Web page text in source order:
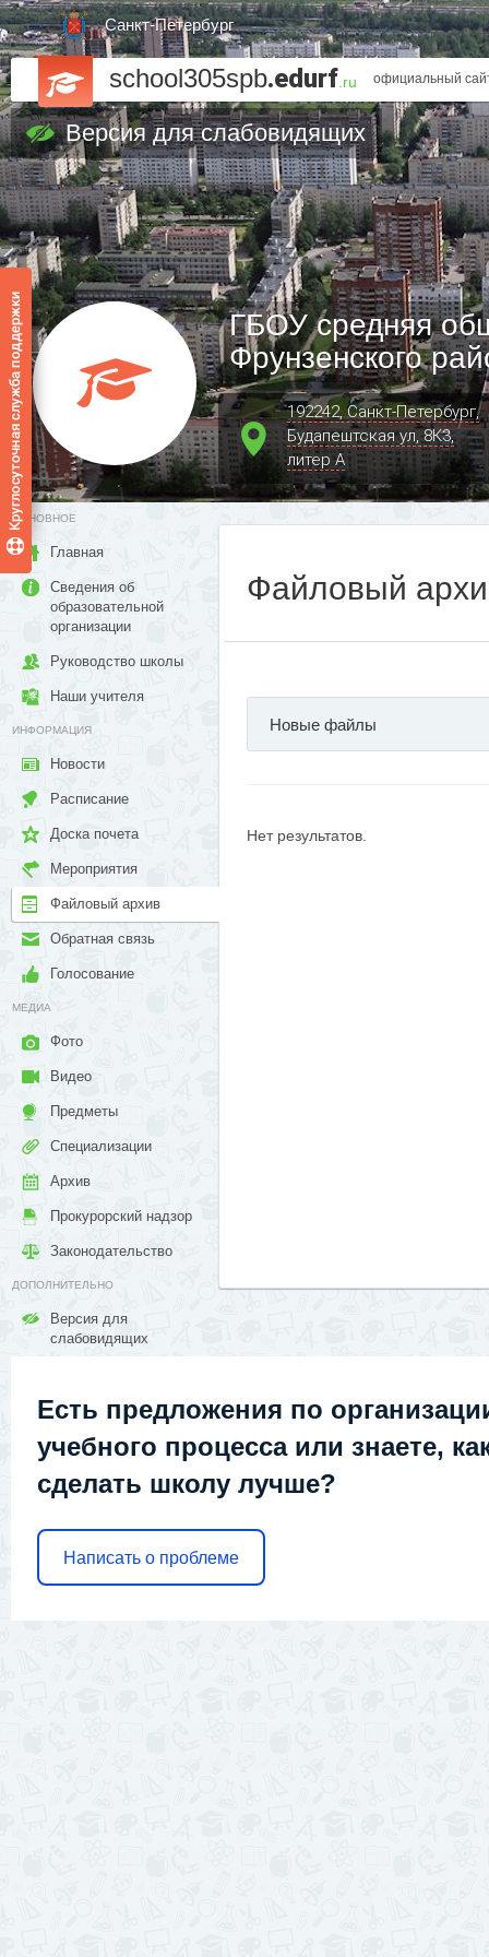
Санкт-Петербург
school305spb.edurf .ru официальный
Версия для слабовидящих
ГБОУ средняя
Фрунзенского
192242, Санкт-Петербург,
Будапештская ул, 8К3,
литер А
ОСНОВНОЕ
Главная
Сведения об
образовательной
организации
Руководство школы
Наши учителя
ИНФОРМАЦИЯ
Новости
Расписание
Доска почета
Мероприятия
Файловый архив
Обратная связь
Голосование
МЕДИА
Фото
Видео
Предметы
Специализации
Архив
Прокурорский надзор
Законодательство
ДОПОЛНИТЕЛЬНО
Версия для
слабовидящих
Файловый
Новые файлы
Нет результатов.
Есть предложения по
учебного процесса или знаете,
сделать школу лучше?
Написать о проблеме